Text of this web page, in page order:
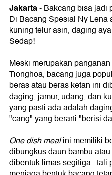
Jakarta- Bakcang bisa jadi
Di Bacang Spesial Ny
kuning telur asin, daging
Sedap!
Meski merupakan
Tionghoa, bacang juga
beras atau beras ketan ini
daging, jamur, udang, dan
yang pasti ada adalah
"cang" yang berarti "berisi
One dish mealini memiliki
dibungkus daun bambu
dibentuk limas segitiga. Tali